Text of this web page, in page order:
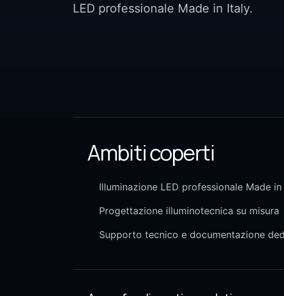
LED professionale Made in Italy.
Ambiti coperti
Illuminazione LED professionale Made
Progettazione illuminotecnica su misura
Supporto tecnico e documentazione